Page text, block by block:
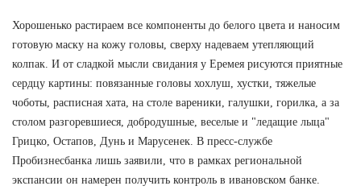
Хорошенько растираем все компоненты до белого цвета и наносим
готовую маску на кожу головы, сверху надеваем утепляющий
колпак. И от сладкой мысли свидания у Еремея рисуются приятные
сердцу картины: повязанные головы хохлуш, хустки, тяжелые
чоботы, расписная хата, на столе вареники, галушки, горилка, а за
столом разгоревшиеся, добродушные, веселые и "ледащие лыца"
Грицко, Остапов, Дунь и Марусенек. В пресс-службе
Пробизнесбанка лишь заявили, что в рамках региональной
экспансии он намерен получить контроль в ивановском банке.